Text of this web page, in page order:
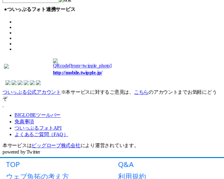
TOP
Q&A
ウェブ魚拓の考え方
利用規約